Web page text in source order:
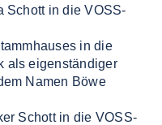
Schott in die VOSS-
in die
als eigenständiger
Namen Böwe
Schott in die VOSS-